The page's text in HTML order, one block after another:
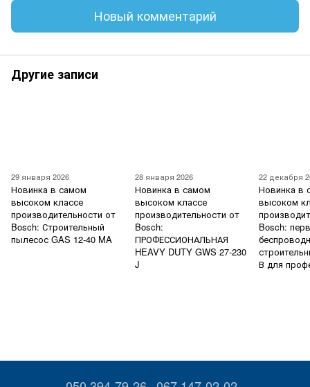
Новый комментарий
Другие записи
29 января 2026
Новинка в самом
высоком классе
производительности от
Bosch: Строительный
пылесос GAS 12-40 MA
28 января 2026
Новинка в самом
высоком классе
производительности от
Bosch:
ПРОФЕССИОНАЛЬНАЯ
HEAVY DUTY GWS 27-230
J
22 декабря
Новинка в
высоком
Bosch:
В для